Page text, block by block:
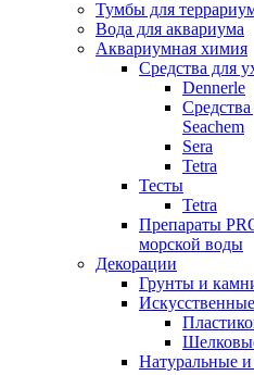
Тумбы для
Вода для аквариума
Аквариумная химия
Средства для
Dennerle
Средства
Seachem
Sera
Tetra
Тесты
Tetra
Препараты
морской воды
Декорации
Грунты и
Натуральные